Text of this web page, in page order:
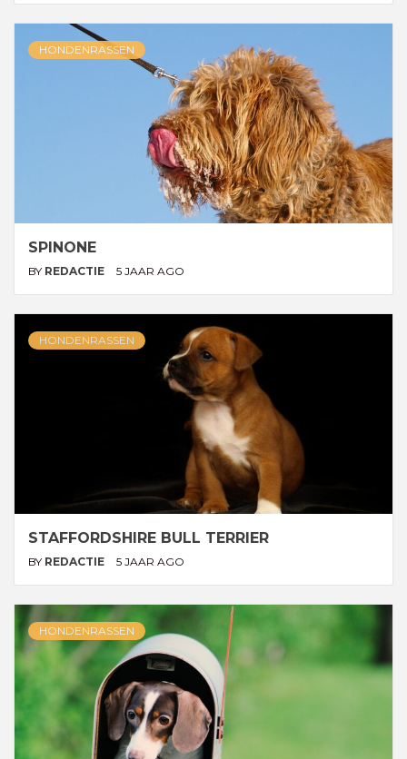
HONDENRASSEN
SPINONE
BY REDACTIE 5 JAAR AGO
HONDENRASSEN
STAFFORDSHIRE BULL TERRIER
BY REDACTIE 5 JAAR AGO
HONDENRASSEN